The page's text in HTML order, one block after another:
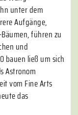
unter dem
Aufgänge,
führen zu
und
bauen ließ um sich
Astronom
vom Fine Arts
das